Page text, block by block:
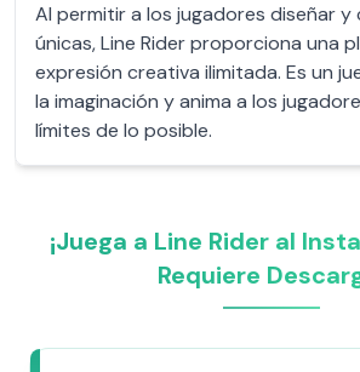
Al permitir a los jugadores diseñar
únicas, Line Rider proporciona una
expresión creativa ilimitada. Es un
la imaginación y anima a los
límites de lo posible.
¡Juega a Line Rider al
Requiere